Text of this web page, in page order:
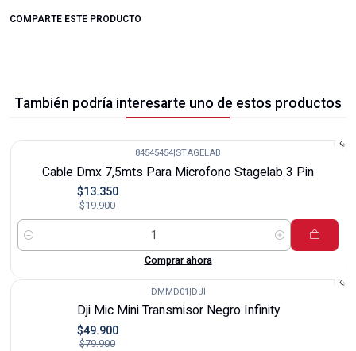
COMPARTE ESTE PRODUCTO
También podría interesarte uno de estos productos
84545454 STAGELAB
Cable Dmx 7,5mts Para Microfono Stagelab 3 Pin
$13.350
$19.900
Cantidad
Comprar ahora
DMMD01 |DJI
Dji Mic Mini Transmisor Negro Infinity
$49.900
$79.900